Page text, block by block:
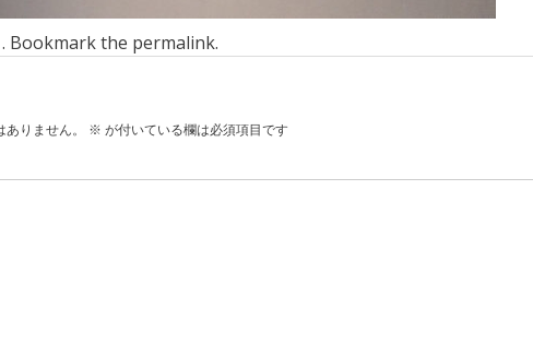
Bookmark the permalink.
りません。
※ が付いている欄は必須項目です